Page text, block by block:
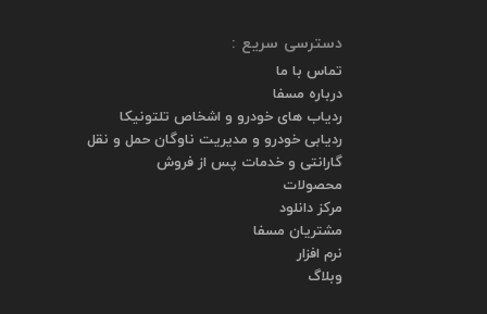
دسترسی سریع :
تماس با ما
درباره مسفا
ردیاب های خودرو و اشخاص تلتونیکا
ردیابی خودرو و مدیریت ناوگان حمل و نقل
گارانتی و خدمات پس از فروش
محصولات
مرکز دانلود
مشتریان مسفا
نرم افزار
وبلاگ